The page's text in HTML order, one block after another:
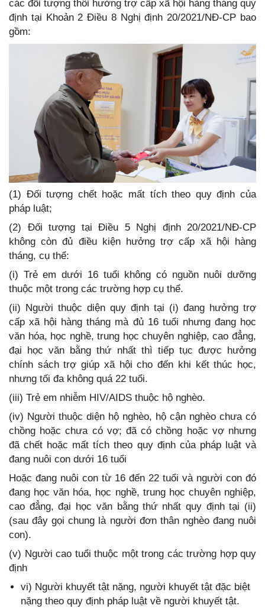
các đối tượng thôi hưởng trợ cấp xã hội hàng tháng quy
định tại Khoản 2 Điều 8 Nghị định 20/2021/NĐ-CP bao
gồm:
(1) Đối tượng chết hoặc mất tích theo quy định của
pháp luật;
(2) Đối tượng tại Điều 5 Nghị định 20/2021/NĐ-CP
không còn đủ điều kiện hưởng trợ cấp xã hội hàng
tháng, cụ thể:
(i) Trẻ em dưới 16 tuổi không có nguồn nuôi dưỡng
thuộc một trong các trường hợp cụ thể.
(ii) Người thuộc diện quy định tại (i) đang hưởng trợ
cấp xã hội hàng tháng mà đủ 16 tuổi nhưng đang học
văn hóa, học nghề, trung học chuyên nghiệp, cao đẳng,
đại học văn bằng thứ nhất thì tiếp tục được hưởng
chính sách trợ giúp xã hội cho đến khi kết thúc học,
nhưng tối đa không quá 22 tuổi.
(iii) Trẻ em nhiễm HIV/AIDS thuộc hộ nghèo.
(iv) Người thuộc diện hộ nghèo, hộ cận nghèo chưa có
chồng hoặc chưa có vợ; đã có chồng hoặc vợ nhưng
đã chết hoặc mất tích theo quy định của pháp luật và
đang nuôi con dưới 16 tuổi
Hoặc đang nuôi con từ 16 đến 22 tuổi và người con đó
đang học văn hóa, học nghề, trung học chuyên nghiệp,
cao đẳng, đại học văn bằng thứ nhất quy định tại (ii)
(sau đây gọi chung là người đơn thân nghèo đang nuôi
con).
(v) Người cao tuổi thuộc một trong các trường hợp quy
định
vi) Người khuyết tật nặng, người khuyết tật đặc biệt
nặng theo quy định pháp luật về người khuyết tật.